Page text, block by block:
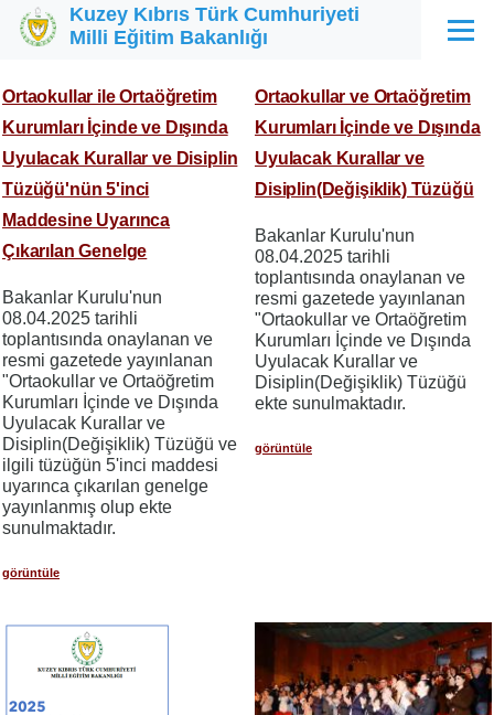
Ana içeriğe atla
Kuzey Kıbrıs Türk Cumhuriyeti
Milli Eğitim Bakanlığı
Menü
Ortaokullar ile Ortaöğretim
Kurumları İçinde ve Dışında
Uyulacak Kurallar ve Disiplin
Tüzüğü'nün 5'inci
Maddesine Uyarınca
Çıkarılan Genelge
Bakanlar Kurulu'nun
08.04.2025 tarihli
toplantısında onaylanan ve
resmi gazetede yayınlanan
"Ortaokullar ve Ortaöğretim
Kurumları İçinde ve Dışında
Uyulacak Kurallar ve
Disiplin(Değişiklik) Tüzüğü ve
ilgili tüzüğün 5'inci maddesi
uyarınca çıkarılan genelge
yayınlanmış olup ekte
sunulmaktadır.
görüntüle
Ortaokullar ve Ortaöğretim
Kurumları İçinde ve Dışında
Uyulacak Kurallar ve
Disiplin(Değişiklik) Tüzüğü
Bakanlar Kurulu'nun
08.04.2025 tarihli
toplantısında onaylanan ve
resmi gazetede yayınlanan
"Ortaokullar ve Ortaöğretim
Kurumları İçinde ve Dışında
Uyulacak Kurallar ve
Disiplin(Değişiklik) Tüzüğü
ekte sunulmaktadır.
görüntüle